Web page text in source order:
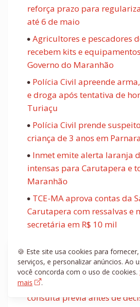
reforça prazo para
até 6 de maio
Agricultores e pescadores
recebem kits e
Governo do Maranhão
Polícia Civil apreende
e droga após tentativa de
Turiaçu
Polícia Civil prende
criança de 3 anos em
Inmet emite alerta laranja
intensas para Carutapera e
Maranhão
TCE-MA aprova contas da
Carutapera com ressalvas e
secretária em R$ 10 mil
regras para atendimento ao
Eleitoral de Carutapera
Defensoria Pública da
consulta prévia antes de
🍪 Este site usa cookies para
serviços, e personalizar anúncios. Ao
você concorda com o uso de cookies.
mais
.